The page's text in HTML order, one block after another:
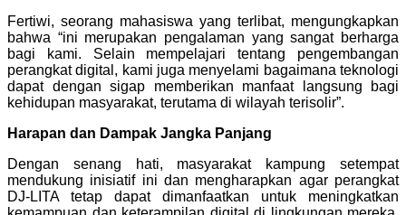
Fertiwi, seorang mahasiswa yang terlibat, mengungkapkan
bahwa “ini merupakan pengalaman yang sangat berharga
bagi kami. Selain mempelajari tentang pengembangan
perangkat digital, kami juga menyelami bagaimana teknologi
dapat dengan sigap memberikan manfaat langsung bagi
kehidupan masyarakat, terutama di wilayah terisolir”.
Harapan dan Dampak Jangka Panjang
Dengan senang hati, masyarakat kampung setempat
mendukung inisiatif ini dan mengharapkan agar perangkat
DJ-LITA tetap dapat dimanfaatkan untuk meningkatkan